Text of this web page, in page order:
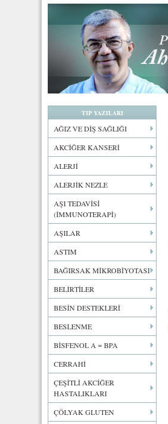
TIP YAZILARI
AĞIZ VE DİŞ SAĞLIĞI
AKCİĞER KANSERİ
ALERJİ
ALERJİK NEZLE
AŞI TEDAVİSİ
(İMMUNOTERAPİ)
AŞILAR
ASTIM
BAĞIRSAK MİKROBİYOTASI
BELİRTİLER
BESİN DESTEKLERİ
BESLENME
BİSFENOL A = BPA
CERRAHİ
ÇEŞİTLİ AKCİĞER
HASTALIKLARI
ÇÖLYAK GLUTEN